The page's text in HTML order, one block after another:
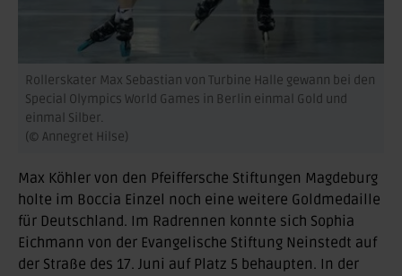
Rollerskater Max Sebastian von Turbine Halle gewann bei den
Special Olympics World Games in Berlin einmal Gold und
einmal Silber.
(© Annegret Hilse)
Max Köhler von den Pfeiffersche Stiftungen Magdeburg
holte im Boccia Einzel noch eine weitere Goldmedaille
für Deutschland. Im Radrennen konnte sich Sophia
Eichmann von der Evangelische Stiftung Neinstedt auf
der Straße des 17. Juni auf Platz 5 behaupten. In der